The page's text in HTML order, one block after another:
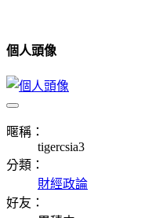
個人頭像
暱稱：
tigercsia3
分類：
財經政論
好友：